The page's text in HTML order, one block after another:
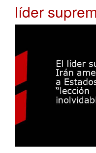
líder